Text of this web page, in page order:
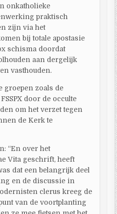
onkatholieke
praktisch
zijn via het
bij totale apostasie
schisma doordat
aan dergelijk
vasthouden.
groepen zoals de
door de occulte
om het verzet tegen
de Kerk te
“En over het
Vita geschrift, heeft
dat een belangrijk deel
en de discussie in
clerus kreeg de
van de voortplanting